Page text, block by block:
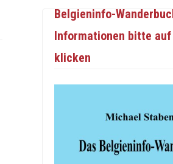
Belgieninfo-
Informationen bitte auf
klicken